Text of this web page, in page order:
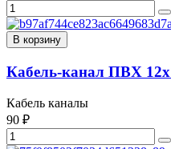
В корзину
Кабель-канал ПВХ
Кабель каналы
90 ₽